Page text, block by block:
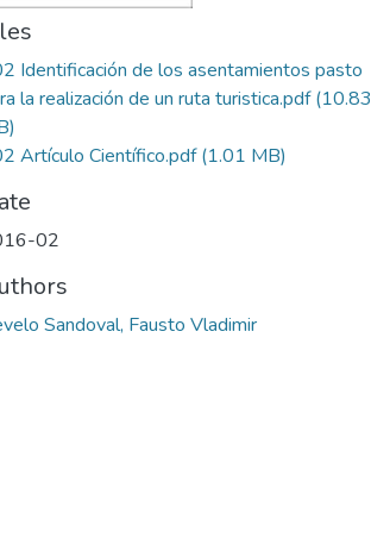
Identificación de los asentamientos pasto
la realización de un ruta turistica.pdf(10.83
Artículo Científico.pdf(1.01 MB)
02
Sandoval, Fausto Vladimir